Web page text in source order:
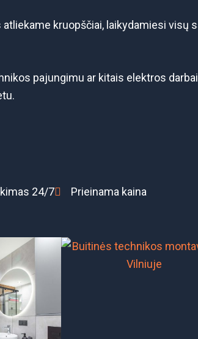
kruopščiai, laikydamiesi visų
pajungimu ar kitais elektros
24/7 Prieinama kaina